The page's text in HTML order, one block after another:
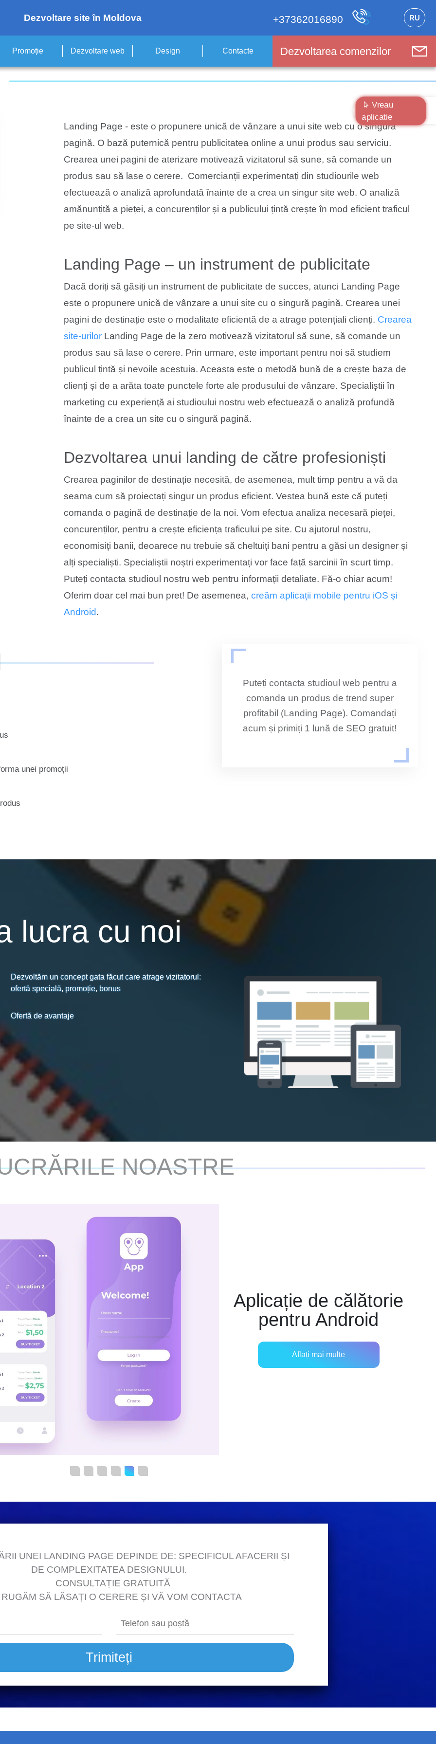
Dezvoltare site în Moldova +37362016890 RU
Promoție Dezvoltare web Design Contacte Dezvoltarea comenzilor
Landing Page - este o propunere unică de vânzare a unui site web cu o singură
pagină. O bază puternică pentru publicitatea online a unui produs sau serviciu.
Crearea unei pagini de aterizare motivează vizitatorul să sune, să comande un
produs sau să lase o cerere. Comercianții experimentați din studiourile web
efectuează o analiză aprofundată înainte de a crea un singur site web. O analiză
amănunțită a pieței, a concurenților și a publicului țintă crește în mod eficient traficul
pe site-ul web.
Landing Page – un instrument de publicitate
Dacă doriți să găsiți un instrument de publicitate de succes, atunci Landing Page
este o propunere unică de vânzare a unui site cu o singură pagină. Crearea unei
pagini de destinație este o modalitate eficientă de a atrage potențiali clienți. Crearea
site-urilorLanding Page de la zero motivează vizitatorul să sune, să comande un
produs sau să lase o cerere. Prin urmare, este important pentru noi să studiem
publicul țintă și nevoile acestuia. Aceasta este o metodă bună de a crește baza de
clienți și de a arăta toate punctele forte ale produsului de vânzare. Specialiştii în
marketing cu experienţă ai studioului nostru web efectuează o analiză profundă
înainte de a crea un site cu o singură pagină.
Dezvoltarea unui landing de către profesioniști
Crearea paginilor de destinație necesită, de asemenea, mult timp pentru a vă da
seama cum să proiectați singur un produs eficient. Vestea bună este că puteți
comanda o pagină de destinație de la noi. Vom efectua analiza necesară pieței,
concurenților, pentru a crește eficiența traficului pe site. Cu ajutorul nostru,
economisiți banii, deoarece nu trebuie să cheltuiți bani pentru a găsi un designer și
alți specialiști. Specialiștii noștri experimentați vor face față sarcinii în scurt timp.
Puteți contacta studioul nostru web pentru informații detaliate. Fă-o chiar acum!
Oferim doar cel mai bun pret! De asemenea, creăm aplicații mobile pentru iOS și
Android.
unei promoții
Puteți contacta studioul web pentru a
comanda un produs de trend super
profitabil (Landing Page). Comandați
acum și primiți 1 lună de SEO gratuit!
lucra cu noi
Dezvoltăm un concept gata făcut care atrage vizitatorul:
ofertă specială, promoție, bonus
Ofertă de avantaje
NOASTRE
Aplicație de călătorie
pentru Android
Aflați mai multe
UNEI LANDING PAGE DEPINDE DE: SPECIFICUL AFACERII ȘI
DE COMPLEXITATEA DESIGNULUI.
CONSULTAȚIE GRATUITĂ
SĂ LĂSAȚI O CERERE ȘI VĂ VOM CONTACTA
Trimiteți
Vreau
aplicatie